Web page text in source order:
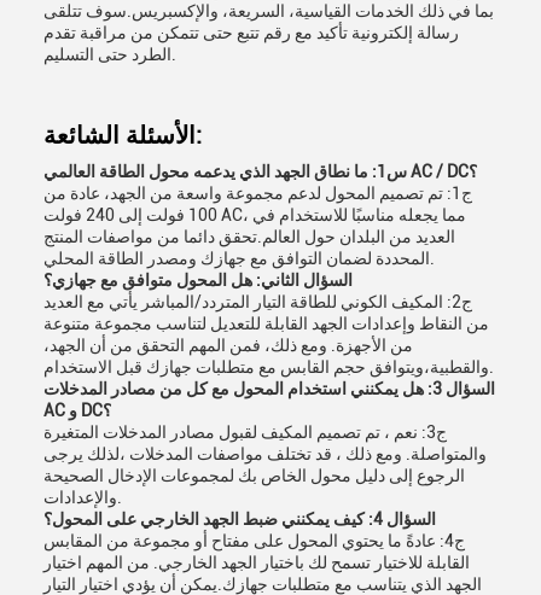
بما في ذلك الخدمات القياسية، السريعة، والإكسبريس.سوف تتلقى
رسالة إلكترونية تأكيد مع رقم تتبع حتى تتمكن من مراقبة تقدم
الأسئلة الشائعة:
س1: ما نطاق الجهد الذي يدعمه محول الطاقة العالمي AC / DC؟
ج1: تم تصميم المحول لدعم مجموعة واسعة من الجهد، عادة من
100 فولت إلى 240 فولت AC، مما يجعله مناسبًا للاستخدام في
العديد من البلدان حول العالم.تحقق دائما من مواصفات المنتج
السؤال الثاني: هل المحول متوافق مع جهازي؟
ج2: المكيف الكوني للطاقة التيار المتردد/المباشر يأتي مع العديد
من النقاط وإعدادات الجهد القابلة للتعديل لتناسب مجموعة متنوعة
من الأجهزة. ومع ذلك، فمن المهم التحقق من أن الجهد،
السؤال 3: هل يمكنني استخدام المحول مع كل من مصادر المدخلات
AC و DC؟
ج3: نعم ، تم تصميم المكيف لقبول مصادر المدخلات المتغيرة
والمتواصلة. ومع ذلك ، قد تختلف مواصفات المدخلات ،لذلك يرجى
الرجوع إلى دليل محول الخاص بك لمجموعات الإدخال الصحيحة
السؤال 4: كيف يمكنني ضبط الجهد الخارجي على المحول؟
ج4: عادةً ما يحتوي المحول على مفتاح أو مجموعة من المقابس
القابلة للاختيار تسمح لك باختيار الجهد الخارجي. من المهم اختيار
الجهد الذي يتناسب مع متطلبات جهازك.يمكن أن يؤدي اختيار التيار